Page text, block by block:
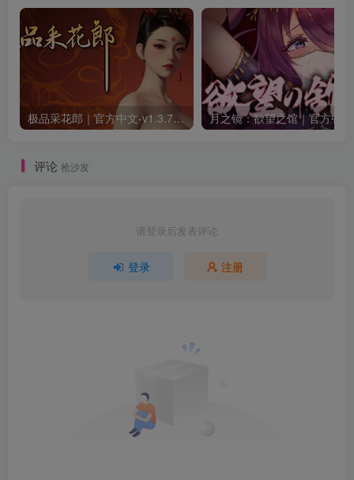
极品采花郎｜官方中文-v1.3.7+满金币初始存档+通关存档｜7.11G｜免安装
评论 抢沙发
请登录后发表评论
登录 注册